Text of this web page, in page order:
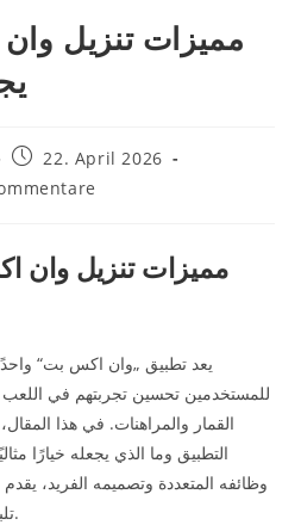
مميزات تنزيل
22. April 2026
مميزات تنزيل وان
يعد تطبيق „وان اكس بت“
للمستخدمين تحسين تجربتهم في اللعب
القمار والمراهنات. في هذا
التطبيق وما الذي يجعله خيارًا
وظائفه المتعددة وتصميمه الفريد،
تلبي احتياجات المستخدمين كافة.